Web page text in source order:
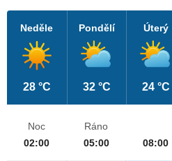
Neděle
28 °C
Pondělí
32 °C
Úterý
24 °C
Noc
02:00
Ráno
05:00
08:00